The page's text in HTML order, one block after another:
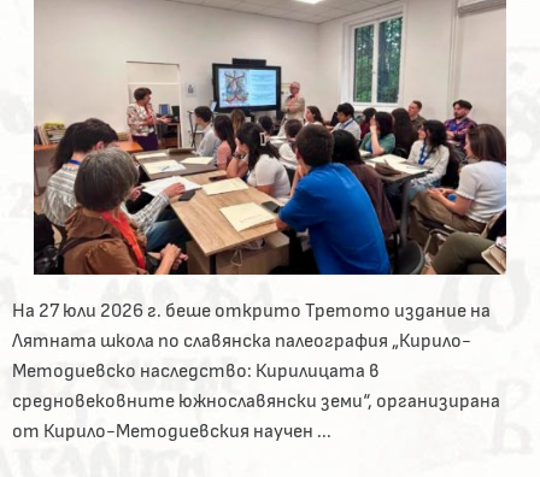
На 27 юли 2026 г. беше открито Третото издание на
Лятната школа по славянска палеография „Кирило-
Методиевско наследство: Кирилицата в
средновековните южнославянски земи“, организирана
от Кирило-Методиевския научен ...